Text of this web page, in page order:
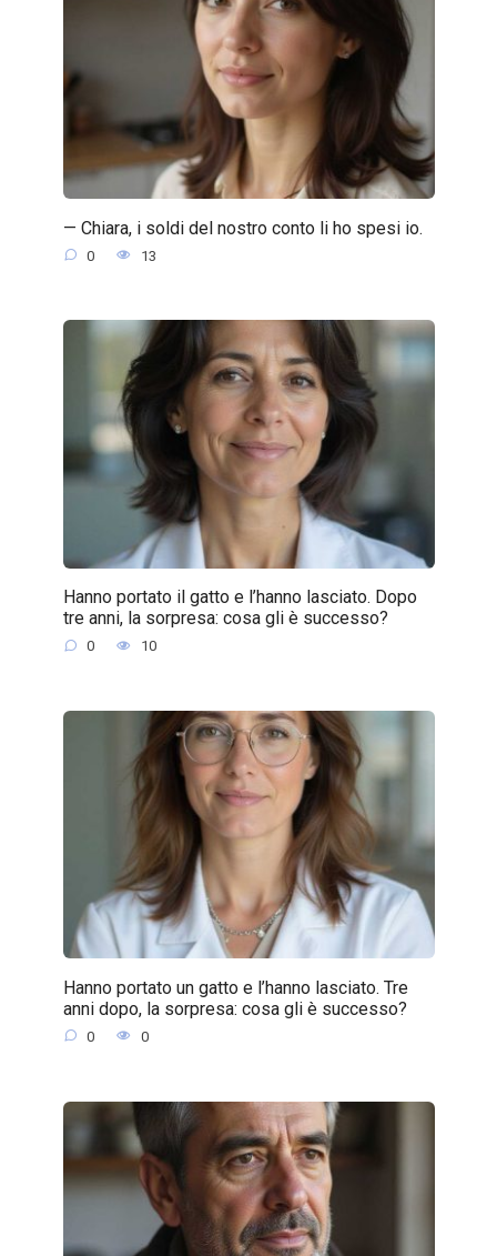
— Chiara, i soldi del nostro conto li ho spesi io.
0 13
Hanno portato il gatto e l’hanno lasciato. Dopo
tre anni, la sorpresa: cosa gli è successo?
0 10
Hanno portato un gatto e l’hanno lasciato. Tre
anni dopo, la sorpresa: cosa gli è successo?
0 0